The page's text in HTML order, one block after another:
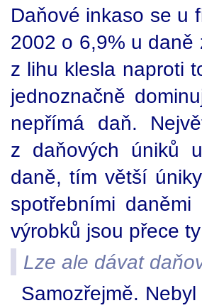
Daňové inkaso se u
2002 o 6,9% u daně
z lihu klesla naproti
jednoznačně
nepřímá daň.
z daňových úniků
daně, tím větší
spotřebními
výrobků jsou přece
Lze ale dávat
Samozřejmě.